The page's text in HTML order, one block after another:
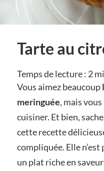
Tarte au
Temps de lecture : 2
Vous aimez beaucoup
meringuée, mais
cuisiner. Et bien,
cette recette
compliquée. Elle n’est
un plat riche en